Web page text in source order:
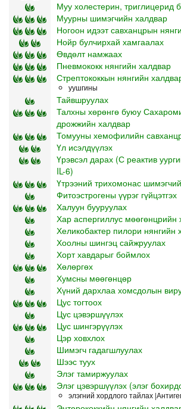
Муу холестерин, триглицерид
Муурны шимэгчийн халдвар
Ногоон идээт савханцрын
Нойр булчирхай хамгаалах
Өвдөлт намжаах
Пневмококк нянгийн халдвар
Стрептококкын нянгийн
уушгины
Тайвшруулах
Талхны хөрөнгө буюу
дрожжийн халдвар
Томууны хемофилийн
Үл исэлдүүлэх
Үрэвсэл дарах (С реактив
IL-6)
Үтрээний трихомонас
Фитоэстрогены үүрэг гүйцэтгэх
Халуун бууруулах
Хар аспергиллус мөөгөнцрийн
Хеликобактер пилори нянгийн
Хоолны шингэц сайжруулах
Хорт хавдарыг боймлох
Хөлөргөх
Хумсны мөөгөнцөр
Хүний дархлаа хомсдолын
Цус тогтоох
Цус цэвэршүүлэх
Цус шингэрүүлэх
Цэр ховхлох
Шимэгч гадагшлуулах
Шээс туух
Элэг тамиржуулах
Элэг цэвэршүүлэх (элэг
элэгний хордлого тайлах